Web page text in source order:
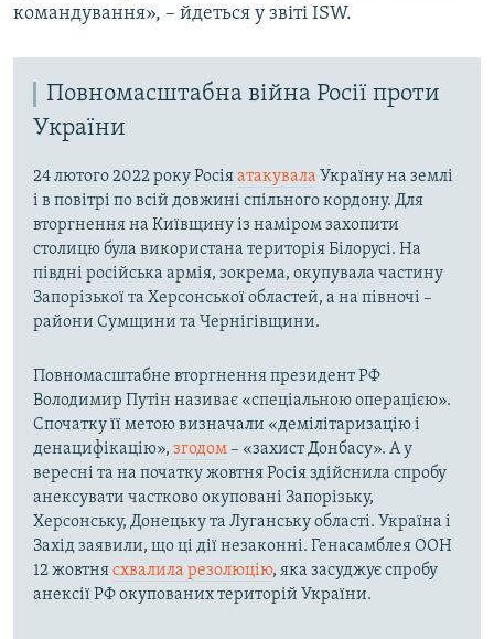
командування», – йдеться у звіті ISW.
Повномасштабна війна Росії проти
України
24 лютого 2022 року Росіяатакувала Україну на землі
і в повітрі по всій довжині спільного кордону. Для
вторгнення на Київщину із наміром захопити
столицю була використана територія Білорусі. На
півдні російська армія, зокрема, окупувала частину
Запорізької та Херсонської областей, а на півночі –
райони Сумщини та Чернігівщини.
Повномасштабне вторгнення президент РФ
Володимир Путін називає «спеціальною операцією».
Спочатку її метою визначали «демілітаризацію і
денацифікацію», згодом– «захист Донбасу». А у
вересні та на початку жовтня Росія здійснила спробу
анексувати частково окуповані Запорізьку,
Херсонську, Донецьку та Луганську області. Україна і
Захід заявили, що ці дії незаконні. Генасамблея ООН
12 жовтнясхвалила резолюцію, яка засуджує спробу
анексії РФ окупованих територій України.